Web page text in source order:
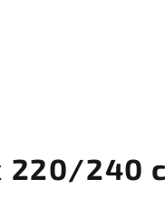
220/240